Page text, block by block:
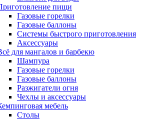
пищи
Газовые горелки
Газовые баллоны
Системы быстрого приготовления
Аксессуары
для мангалов и барбекю
Шампура
Газовые горелки
Газовые баллоны
Разжигатели огня
Чехлы и аксессуары
мебель
Столы